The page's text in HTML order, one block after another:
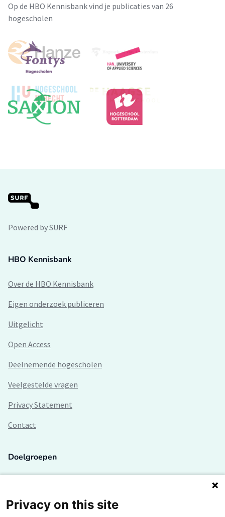
Op de HBO Kennisbank vind je publicaties van 26
hogescholen
Powered by SURF
HBO Kennisbank
Over de HBO Kennisbank
Eigen onderzoek publiceren
Uitgelicht
Open Access
Deelnemende hogescholen
Veelgestelde vragen
Privacy Statement
Contact
Doelgroepen
Lectoren en onderzoekers
Privacy on this site